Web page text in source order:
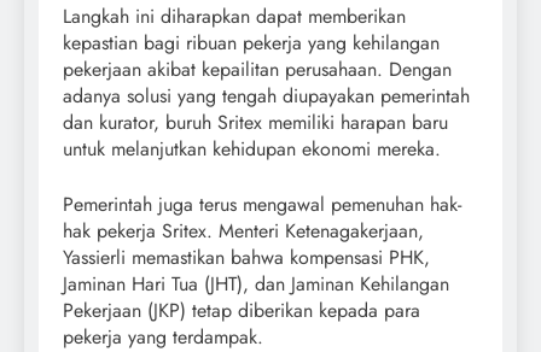
Langkah ini diharapkan dapat memberikan
kepastian bagi ribuan pekerja yang kehilangan
pekerjaan akibat kepailitan perusahaan. Dengan
adanya solusi yang tengah diupayakan pemerintah
dan kurator, buruh Sritex memiliki harapan baru
untuk melanjutkan kehidupan ekonomi mereka.
Pemerintah juga terus mengawal pemenuhan hak-
hak pekerja Sritex. Menteri Ketenagakerjaan,
Yassierli memastikan bahwa kompensasi PHK,
Jaminan Hari Tua (JHT), dan Jaminan Kehilangan
Pekerjaan (JKP) tetap diberikan kepada para
pekerja yang terdampak.